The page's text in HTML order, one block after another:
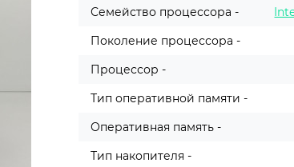
Семейство процессора -
Поколение процессора -
Процессор -
Тип оперативной памяти -
Оперативная память -
Тип накопителя -